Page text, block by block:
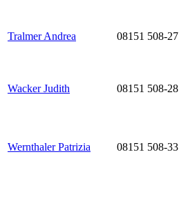
Tralmer Andrea 08151 508-27
Wacker Judith 08151 508-28
Wernthaler Patrizia 08151 508-33